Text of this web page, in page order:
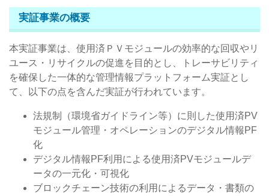
実証事業の概要
本実証事業は、使用済ＰＶモジュールの効率的な回収やリ
ユース・リサイクルの促進を目的とし、トレーサビリティ
を確保した一体的な管理情報プラットフォーム実証とし
て、以下の点を含んだ実証が行われています。
法規制（環境省ガイドライン等）に則した使⽤済PV
モジュール管理・オペレーションのデジタル情報PF
化
デジタル情報PF利⽤による使⽤済PVモジュールデ
ータの⼀元化・可視化
ブロックチェーン技術の利⽤によるデータ・書類の